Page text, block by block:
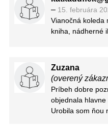
Osobitý pôvab
jedinečné
opisy vás
prirodzene
opakovane
Ak teda patríte
tú česť s
podobe, mám
– 15. februára
Vianočná koleda
kniha, nádherné
Zuzana
(overený
Príbeh dobre
objednala
Urobila som ňou